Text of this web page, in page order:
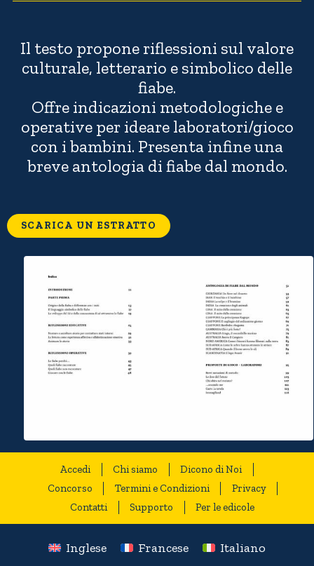
o
Il testo propone riflessioni sul valore
culturale, letterario e simbolico delle
fiabe.
Offre indicazioni metodologiche e
operative per ideare laboratori/gioco
con i bambini. Presenta infine una
breve antologia di fiabe dal mondo.
SCARICA UN ESTRATTO
Accedi Chi siamo
Dicono di Noi
Concorso
Termini e Condizioni
Privacy
Contatti
Supporto Per le edicole
Inglese Francese Italiano